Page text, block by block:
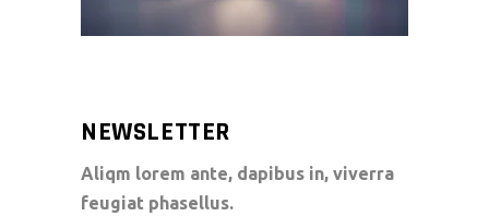
NEWSLETTER
Aliqm lorem ante, dapibus in, viverra
feugiat phasellus.